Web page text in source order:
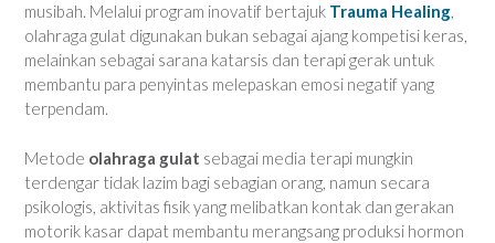
musibah. Melalui program inovatif bertajuk Trauma Healing,
olahraga gulat digunakan bukan sebagai ajang kompetisi keras,
melainkan sebagai sarana katarsis dan terapi gerak untuk
membantu para penyintas melepaskan emosi negatif yang
terpendam.
Metode olahraga gulat sebagai media terapi mungkin
terdengar tidak lazim bagi sebagian orang, namun secara
psikologis, aktivitas fisik yang melibatkan kontak dan gerakan
motorik kasar dapat membantu merangsang produksi hormon